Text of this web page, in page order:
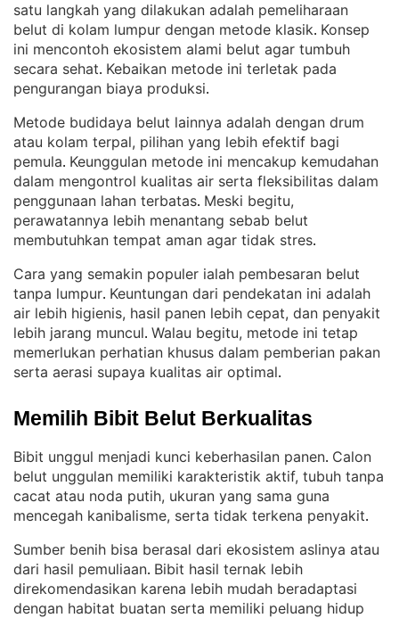
satu langkah yang dilakukan adalah pemeliharaan
belut di kolam lumpur dengan metode klasik. Konsep
ini mencontoh ekosistem alami belut agar tumbuh
secara sehat. Kebaikan metode ini terletak pada
pengurangan biaya produksi.
Metode budidaya belut lainnya adalah dengan drum
atau kolam terpal, pilihan yang lebih efektif bagi
pemula. Keunggulan metode ini mencakup kemudahan
dalam mengontrol kualitas air serta fleksibilitas dalam
penggunaan lahan terbatas. Meski begitu,
perawatannya lebih menantang sebab belut
membutuhkan tempat aman agar tidak stres.
Cara yang semakin populer ialah pembesaran belut
tanpa lumpur. Keuntungan dari pendekatan ini adalah
air lebih higienis, hasil panen lebih cepat, dan penyakit
lebih jarang muncul. Walau begitu, metode ini tetap
memerlukan perhatian khusus dalam pemberian pakan
serta aerasi supaya kualitas air optimal.
Memilih Bibit Belut Berkualitas
Bibit unggul menjadi kunci keberhasilan panen. Calon
belut unggulan memiliki karakteristik aktif, tubuh tanpa
cacat atau noda putih, ukuran yang sama guna
mencegah kanibalisme, serta tidak terkena penyakit.
Sumber benih bisa berasal dari ekosistem aslinya atau
dari hasil pemuliaan. Bibit hasil ternak lebih
direkomendasikan karena lebih mudah beradaptasi
dengan habitat buatan serta memiliki peluang hidup